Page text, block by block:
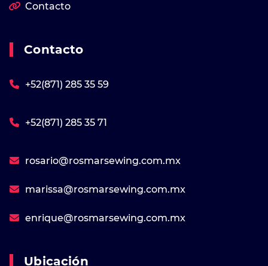
Contacto
Contacto
+52(871) 285 35 59
+52(871) 285 35 71
rosario@rosmarsewing.com.mx
marissa@rosmarsewing.com.mx
enrique@rosmarsewing.com.mx
Ubicación